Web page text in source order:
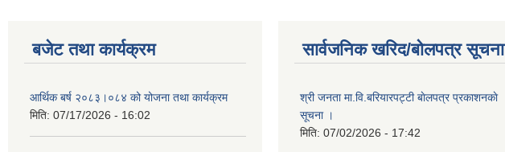
बजेट तथा कार्यक्रम
आर्थिक बर्ष २०८३।०८४ को योजना तथा कार्यक्रम
मिति: 07/17/2026 - 16:02
सार्वजनिक खरिद/बोलपत्र सूचना
श्री जनता मा.वि.बरियारपट्टी बाेलपत्र प्रकाशनकाे
सूचना ।
मिति: 07/02/2026 - 17:42